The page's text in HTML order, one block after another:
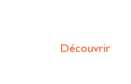
Découvrir